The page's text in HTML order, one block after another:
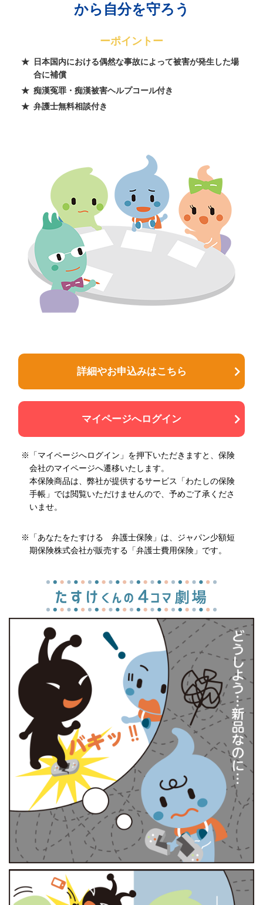
から自分を守ろう
ーポイントー
日本国内における偶然な事故によって被害が発生した場
合に補償
痴漢冤罪・痴漢被害ヘルプコール付き
弁護士無料相談付き
詳細やお申込みはこちら
マイページへログイン
※「マイページへログイン」を押下いただきますと、保険
会社のマイページへ遷移いたします。
本保険商品は、弊社が提供するサービス「わたしの保険
手帳」では閲覧いただけませんので、予めご了承くださ
いませ。
※「あなたをたすける 弁護士保険」は、ジャパン少額短
期保険株式会社が販売する「弁護士費用保険」です。